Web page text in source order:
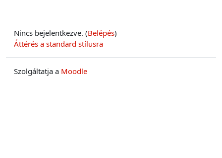
Nincs bejelentkezve. (Belépés)
Áttérés a standard stílusra
Szolgáltatja a Moodle